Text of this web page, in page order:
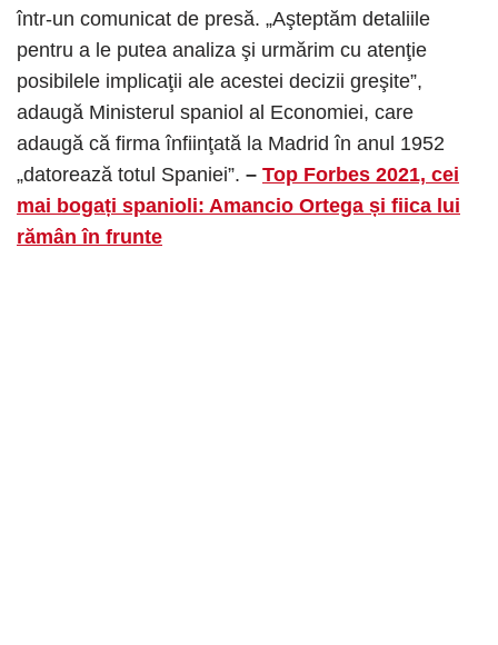
într-un comunicat de presă. „Aşteptăm detaliile
pentru a le putea analiza şi urmărim cu atenţie
posibilele implicaţii ale acestei decizii greşite”,
adaugă Ministerul spaniol al Economiei, care
adaugă că firma înfiinţată la Madrid în anul 1952
„datorează totul Spaniei”. – Top Forbes 2021, cei
mai bogați spanioli: Amancio Ortega și fiica lui
rămân în frunte